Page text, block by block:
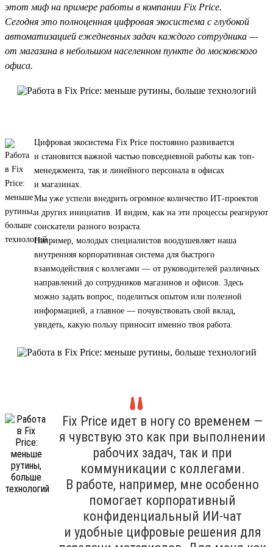
этот миф на примере работы в компании Fix Price.
Сегодня это полноценная цифровая экосистема с глубокой
автоматизацией ежедневных задач каждого сотрудника —
от магазина в небольшом населенном пункте до московского
офиса.
Цифровая экосистема Fix Price постоянно развивается
и становится важной частью повседневной работы как топ-
менеджмента, так и линейного персонала в офисах
и магазинах.
Мы уже успели внедрить огромное количество ИТ-проектов
и других инициатив. И видим, как на эти процессы реагируют
соискатели разного возраста.
Например, молодых специалистов воодушевляет наша
внутренняя корпоративная система для быстрого
взаимодействия с коллегами — от руководителей различных
направлений до сотрудников магазинов и офисов. Здесь
можно задать вопрос, поделиться опытом или полезной
информацией, а главное — почувствовать свой вклад,
увидеть, какую пользу приносит именно твоя работа.
Fix Price идет в ногу со временем —
я чувствую это как при выполнении
рабочих задач, так и при
коммуникации с коллегами.
В работе, например, мне особенно
помогает корпоративный
конфиденциальный ИИ-чат
и удобные цифровые решения для